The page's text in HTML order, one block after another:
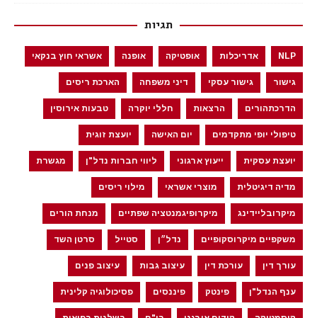
תגיות
NLP אדריכלות אופטיקה אופנה אשראי חוץ בנקאי
גישור גישור עסקי דיני משפחה הארכת ריסים
הדרכתהורים הרצאות חללי יוקרה טבעות אירוסין
טיפולי יופי מתקדמים יום האישה יועצת זוגית
יועצת עסקית ייעוץ ארגוני ליווי חברות נדל"ן מגשרת
מדיה דיגיטלית מוצרי אשראי מילוי ריסים
מיקרובליידינג מיקרופיגמנטציה שפתיים מנחת הורים
משקפיים מיקרוסקופיים נדל״ן סטייל סרטן השד
עורך דין עורכת דין עיצוב גבות עיצוב פנים
ענף הנדל"ן פינטק פיננסים פסיכולוגיה קלינית